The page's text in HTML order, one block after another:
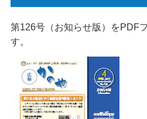
第126号（お知らせ版）をPDF
す。